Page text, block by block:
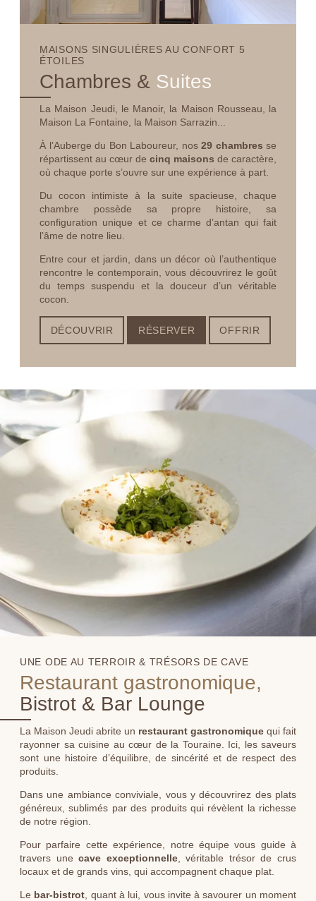
MAISONS SINGULIÈRES AU CONFORT 5
ÉTOILES
Chambres & Suites
La Maison Jeudi, le Manoir, la Maison Rousseau, la
Maison La Fontaine, la Maison Sarrazin...
À l’Auberge du Bon Laboureur, nos 29 chambres se
répartissent au cœur de cinq maisons de caractère,
où chaque porte s’ouvre sur une expérience à part.
Du cocon intimiste à la suite spacieuse, chaque
chambre possède sa propre histoire, sa
configuration unique et ce charme d’antan qui fait
l’âme de notre lieu.
Entre cour et jardin, dans un décor où l’authentique
rencontre le contemporain, vous découvrirez le goût
du temps suspendu et la douceur d’un véritable
cocon.
DÉCOUVRIR RÉSERVER OFFRIR
UNE ODE AU TERROIR & TRÉSORS DE CAVE
Restaurant gastronomique,
Bistrot & Bar Lounge
La Maison Jeudi abrite un restaurant gastronomique qui fait
rayonner sa cuisine au cœur de la Touraine. Ici, les saveurs
sont une histoire d’équilibre, de sincérité et de respect des
produits.
Dans une ambiance conviviale, vous y découvrirez des plats
généreux, sublimés par des produits qui révèlent la richesse
de notre région.
Pour parfaire cette expérience, notre équipe vous guide à
travers unecave exceptionnelle, véritable trésor de crus
locaux et de grands vins, qui accompagnent chaque plat.
Le bar-bistrot , quant à lui, vous invite à savourer un moment